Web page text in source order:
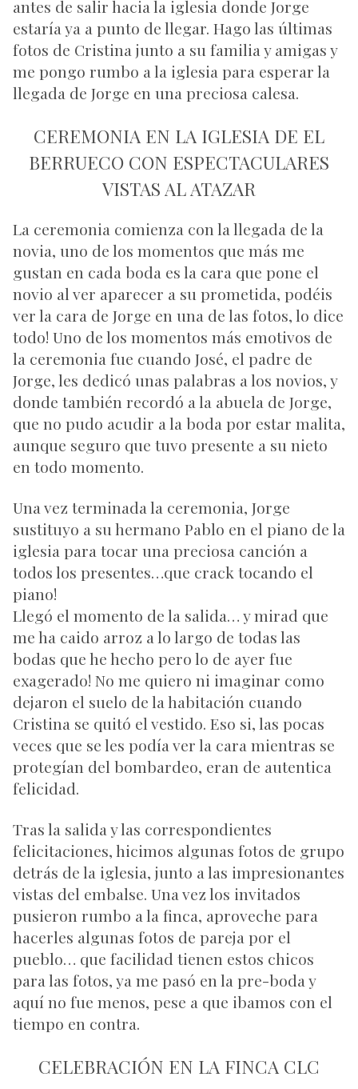
antes de salir hacia la iglesia donde Jorge
estaría ya a punto de llegar. Hago las últimas
fotos de Cristina junto a su familia y amigas y
me pongo rumbo a la iglesia para esperar la
llegada de Jorge en una preciosa calesa.
CEREMONIA EN LA IGLESIA DE EL
BERRUECO CON ESPECTACULARES
VISTAS AL ATAZAR
La ceremonia comienza con la llegada de la
novia, uno de los momentos que más me
gustan en cada boda es la cara que pone el
novio al ver aparecer a su prometida, podéis
ver la cara de Jorge en una de las fotos, lo dice
todo! Uno de los momentos más emotivos de
la ceremonia fue cuando José, el padre de
Jorge, les dedicó unas palabras a los novios, y
donde también recordó a la abuela de Jorge,
que no pudo acudir a la boda por estar malita,
aunque seguro que tuvo presente a su nieto
en todo momento.
Una vez terminada la ceremonia, Jorge
sustituyo a su hermano Pablo en el piano de la
iglesia para tocar una preciosa canción a
todos los presentes…que crack tocando el
piano!
Llegó el momento de la salida… y mirad que
me ha caido arroz a lo largo de todas las
bodas que he hecho pero lo de ayer fue
exagerado! No me quiero ni imaginar como
dejaron el suelo de la habitación cuando
Cristina se quitó el vestido. Eso si, las pocas
veces que se les podía ver la cara mientras se
protegían del bombardeo, eran de autentica
felicidad.
Tras la salida y las correspondientes
felicitaciones, hicimos algunas fotos de grupo
detrás de la iglesia, junto a las impresionantes
vistas del embalse. Una vez los invitados
pusieron rumbo a la finca, aproveche para
hacerles algunas fotos de pareja por el
pueblo… que facilidad tienen estos chicos
para las fotos, ya me pasó en la pre-boda y
aquí no fue menos, pese a que ibamos con el
tiempo en contra.
CELEBRACIÓN EN LA FINCA CLC